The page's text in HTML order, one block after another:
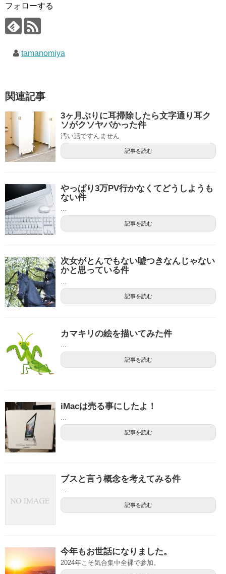
フォローする
tamanomiya
関連記事
3ヶ月ぶりに耳掃除したら文字通り耳ク
ソがクソヤバかった件
汚い話ですんません
記事を読む
やっぱり3万PV行かなくてどうしようも
ない件
...
記事を読む
次女がとんでもない嘘つきなんじゃない
かと思っている件
...
記事を読む
カマキリの絵を描いてみた件
...
記事を読む
iMacは売る事にしたよ！
...
記事を読む
ブスと言う概念を考えてみる件
...
記事を読む
今年もお世話になりました。
2024年こそ気合集中全裸で参加。